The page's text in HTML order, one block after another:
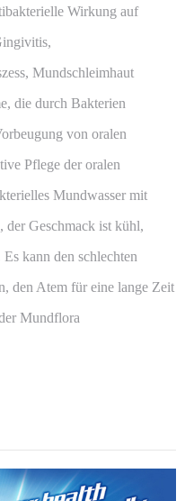
Wirkung auf
Mundschleimhaut
die durch Bakterien
von oralen
Pflege der oralen
Mundwasser mit
der Geschmack ist kühl,
kann den schlechten
den Atem für eine lange Zeit
Mundflora